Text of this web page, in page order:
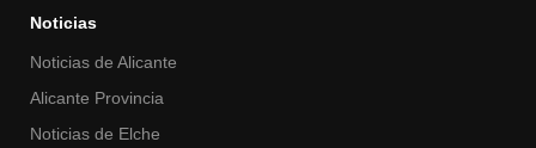
Noticias
Noticias de Alicante
Alicante Provincia
Noticias de Elche